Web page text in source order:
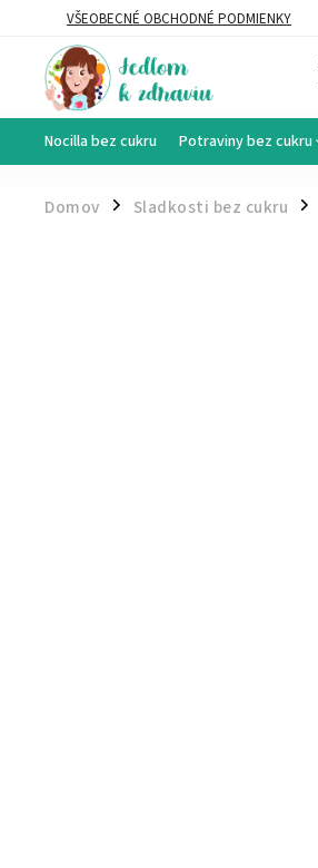
VŠEOBECNÉ OBCHODNÉ PODMIENKY
VEĽKOOBCHOD
Nocilla bez cukru Potraviny bez cukru
Domov / Sladkosti bez cukru /